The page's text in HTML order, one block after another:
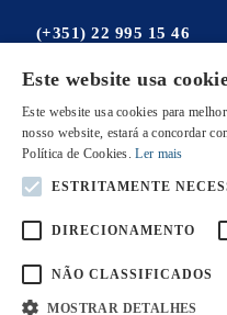
(+351) 22 995 15 46
Mi cuenta
Mis ordenes
Mis direcciones
Este website usa
Este website usa cookies para
nosso website, estará a concordar
Política de Cookies.Ler mais
ESTRITAMENTE
DIRECIONAMENTO
NÃO CLASSIFICADOS
MOSTRAR DETALHES